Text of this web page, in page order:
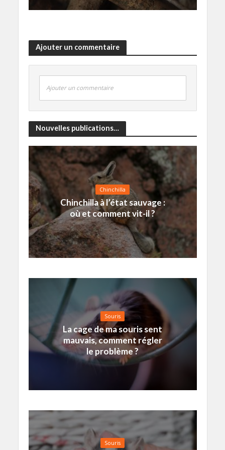
Ajouter un commentaire
Ajouter un commentaire
Nouvelles publications…
Chinchilla
Chinchilla à l’état sauvage :
où et comment vit-il ?
Souris
La cage de ma souris sent
mauvais, comment régler
le problème ?
Souris